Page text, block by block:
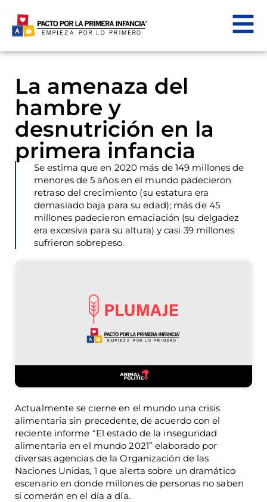
La amenaza del
hambre y
desnutrición en la
primera infancia
Se estima que en 2020 más de 149 millones de
menores de 5 años en el mundo padecieron
retraso del crecimiento (su estatura era
demasiado baja para su edad); más de 45
millones padecieron emaciación (su delgadez
era excesiva para su altura) y casi 39 millones
sufrieron sobrepeso.
Actualmente se cierne en el mundo una crisis
alimentaria sin precedente, de acuerdo con el
reciente informe “El estado de la inseguridad
alimentaria en el mundo 2021” elaborado por
diversas agencias de la Organización de las
Naciones Unidas, 1 que alerta sobre un dramático
escenario en donde millones de personas no saben
si comerán en el día a día.